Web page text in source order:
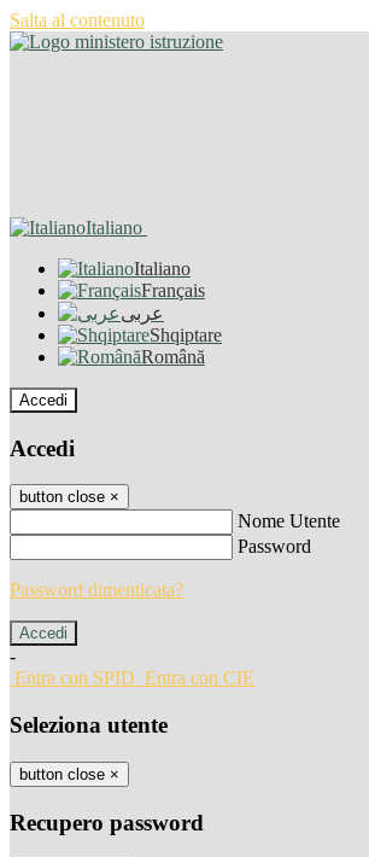
Salta al contenuto
Italiano
Italiano
Français
عربى
Shqiptare
Română
Accedi
Accedi
button close ×
Nome Utente
Password
Password dimenticata?
-
Entra con SPID Entra con CIE
Seleziona utente
button close ×
Recupero password